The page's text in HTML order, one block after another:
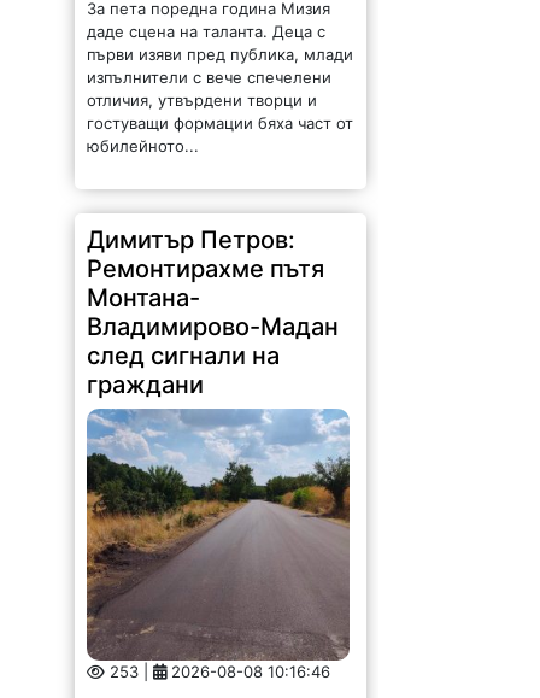
За пета поредна година Мизия
даде сцена на таланта. Деца с
първи изяви пред публика, млади
изпълнители с вече спечелени
отличия, утвърдени творци и
гостуващи формации бяха част от
юбилейното...
Димитър Петров:
Ремонтирахме пътя
Монтана-
Владимирово-Мадан
след сигнали на
граждани
253 | 2026-08-08 10:16:46